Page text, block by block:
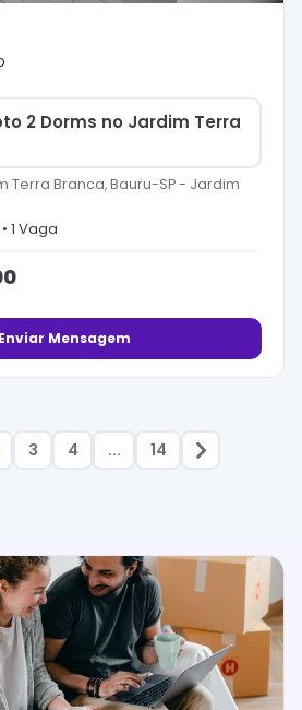
2 Dorms no Jardim Terra
Terra Branca, Bauru-SP- Jardim
• 1 Vaga
Enviar Mensagem
3 4 ... 14